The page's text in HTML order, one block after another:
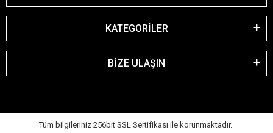
KATEGORİLER
BİZE ULAŞIN
Tüm bilgileriniz 256bit SSL Sertifikası ile korunmaktadır.